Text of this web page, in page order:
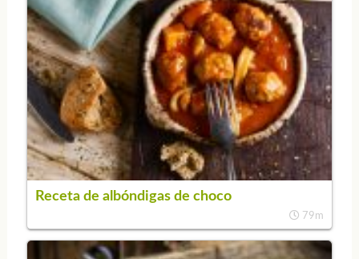
Receta de albóndigas de choco
79m